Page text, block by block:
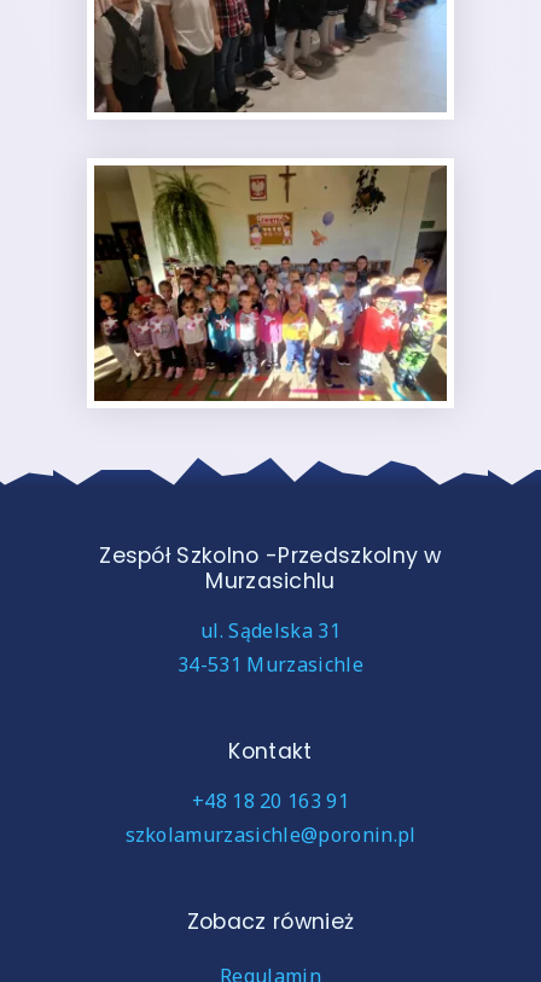
Zespół Szkolno -Przedszkolny w
Murzasichlu
ul. Sądelska 31
34-531 Murzasichle
Kontakt
+48 18 20 163 91
szkolamurzasichle@poronin.pl
Zobacz również
Regulamin